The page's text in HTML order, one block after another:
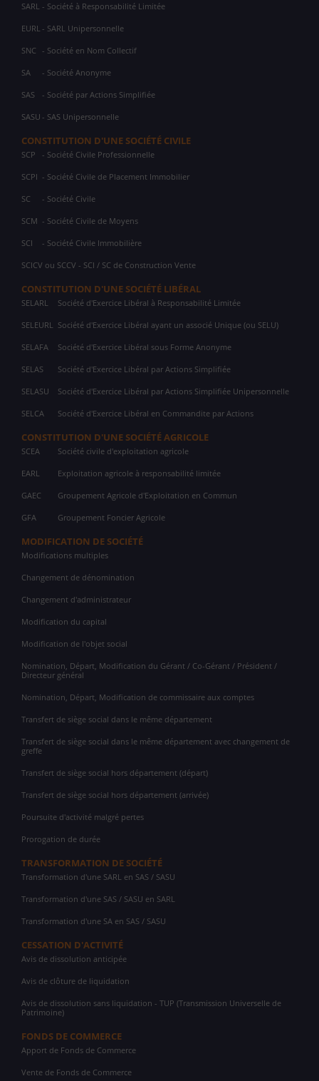
SARL - Société à Responsabilité Limitée
EURL - SARL Unipersonnelle
SNC - Société en Nom Collectif
SA - Société Anonyme
SAS - Société par Actions Simplifiée
SASU - SAS Unipersonnelle
CONSTITUTION D'UNE SOCIÉTÉ CIVILE
SCP - Société Civile Professionnelle
SCPI - Société Civile de Placement Immobilier
SC - Société Civile
SCM - Société Civile de Moyens
SCI - Société Civile Immobilière
SCICV ou SCCV - SCI / SC de Construction Vente
CONSTITUTION D'UNE SOCIÉTÉ LIBÉRAL
SELARL Société d'Exercice Libéral à Responsabilité Limitée
SELEURL Société d'Exercice Libéral ayant un associé Unique (ou SELU)
SELAFA Société d'Exercice Libéral sous Forme Anonyme
SELAS Société d'Exercice Libéral par Actions Simplifiée
SELASU Société d'Exercice Libéral par Actions Simplifiée Unipersonnelle
SELCA Société d'Exercice Libéral en Commandite par Actions
CONSTITUTION D'UNE SOCIÉTÉ AGRICOLE
SCEA Société civile d'exploitation agricole
EARL Exploitation agricole à responsabilité limitée
GAEC Groupement Agricole d'Exploitation en Commun
GFA Groupement Foncier Agricole
MODIFICATION DE SOCIÉTÉ
Modifications multiples
Changement de dénomination
Changement d'administrateur
Modification du capital
Modification de l'objet social
Nomination, Départ, Modification du Gérant / Co-Gérant / Président /
Directeur général
Nomination, Départ, Modification de commissaire aux comptes
Transfert de siège social dans le même département
Transfert de siège social dans le même département avec changement de
greffe
Transfert de siège social hors département (départ)
Transfert de siège social hors département (arrivée)
Poursuite d'activité malgré pertes
Prorogation de durée
TRANSFORMATION DE SOCIÉTÉ
Transformation d'une SARL en SAS / SASU
Transformation d'une SAS / SASU en SARL
Transformation d'une SA en SAS / SASU
CESSATION D'ACTIVITÉ
Avis de dissolution anticipée
Avis de clôture de liquidation
Avis de dissolution sans liquidation - TUP (Transmission Universelle de
Patrimoine)
FONDS DE COMMERCE
Apport de Fonds de Commerce
Vente de Fonds de Commerce